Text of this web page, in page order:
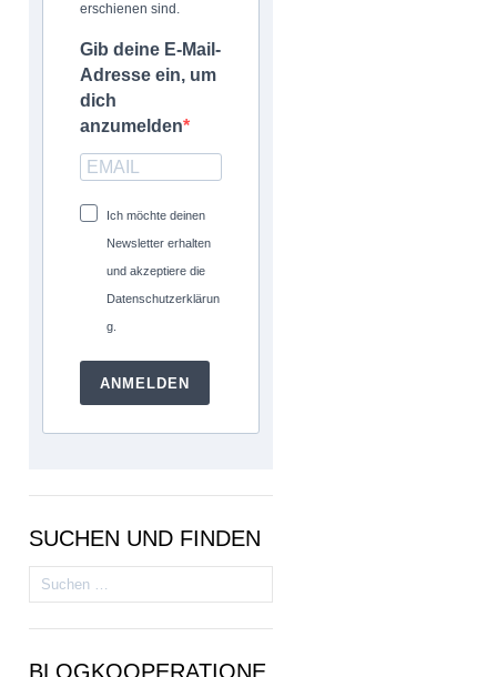
erschienen sind.
Gib deine E-Mail-
Adresse ein, um
dich
anzumelden
Ich möchte deinen
Newsletter erhalten
und akzeptiere die
Datenschutzerklärun
g.
ANMELDEN
SUCHEN UND FINDEN
Suchen
nach:
BLOGKOOPERATIONE